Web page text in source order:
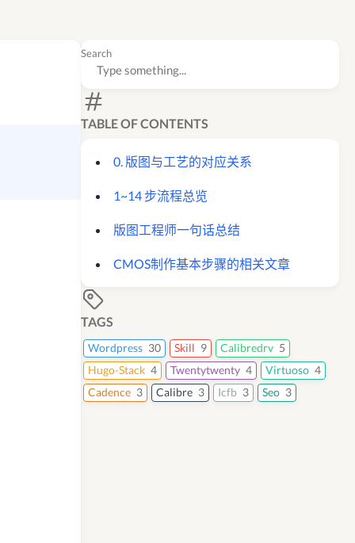
Search
TABLE OF CONTENTS
0. 版图与工艺的对应关系
1~14 步流程总览
版图工程师一句话总结
CMOS制作基本步骤的相关文章
TAGS
Wordpress 30 Skill 9 Calibredrv 5
Hugo-Stack 4 Twentytwenty 4 Virtuoso 4
Cadence 3 Calibre 3 Icfb 3 Seo 3